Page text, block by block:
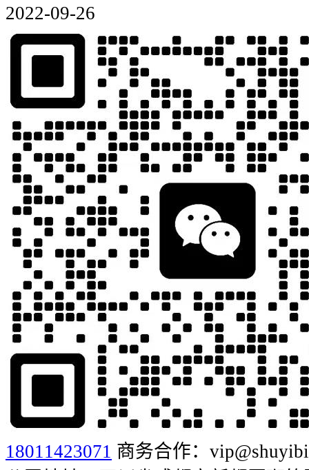
2022-09-26
18011423071 商务合作：